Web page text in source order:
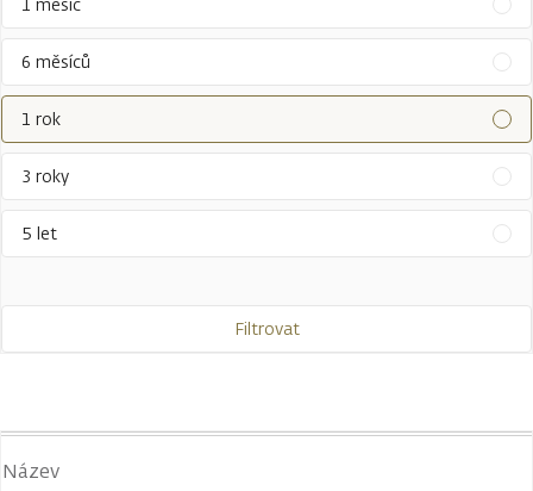
6 měsíců
1 rok
3 roky
5 let
Filtrovat
Název